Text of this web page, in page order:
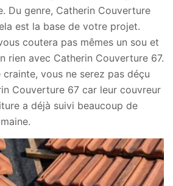
Du genre, Catherin Couverture
est la base de votre projet.
coutera pas mêmes un sou et
rien avec Catherin Couverture 67.
crainte, vous ne serez pas déçu
Couverture 67 car leur couvreur
a déjà suivi beaucoup de